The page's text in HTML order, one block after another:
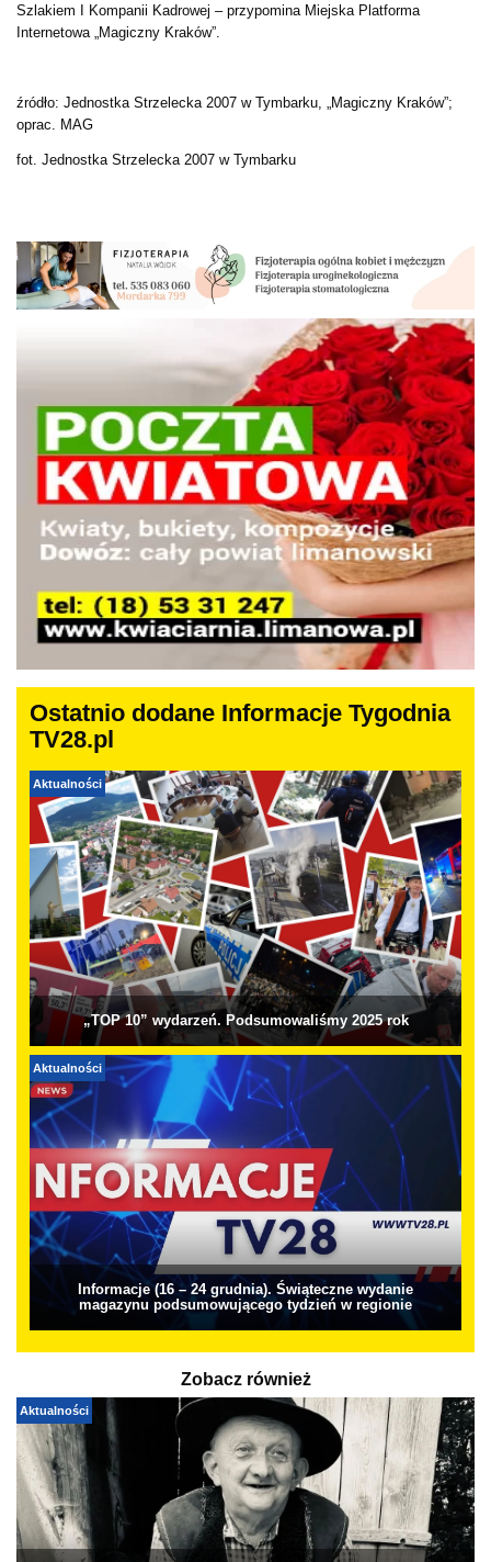
Szlakiem I Kompanii Kadrowej – przypomina Miejska Platforma
Internetowa „Magiczny Kraków”.
źródło: Jednostka Strzelecka 2007 w Tymbarku, „Magiczny Kraków”;
oprac. MAG
fot. Jednostka Strzelecka 2007 w Tymbarku
Ostatnio dodane Informacje Tygodnia
TV28.pl
Aktualności
„TOP 10” wydarzeń. Podsumowaliśmy 2025 rok
Aktualności
Informacje (16 – 24 grudnia). Świąteczne wydanie
magazynu podsumowującego tydzień w regionie
Zobacz również
Aktualności